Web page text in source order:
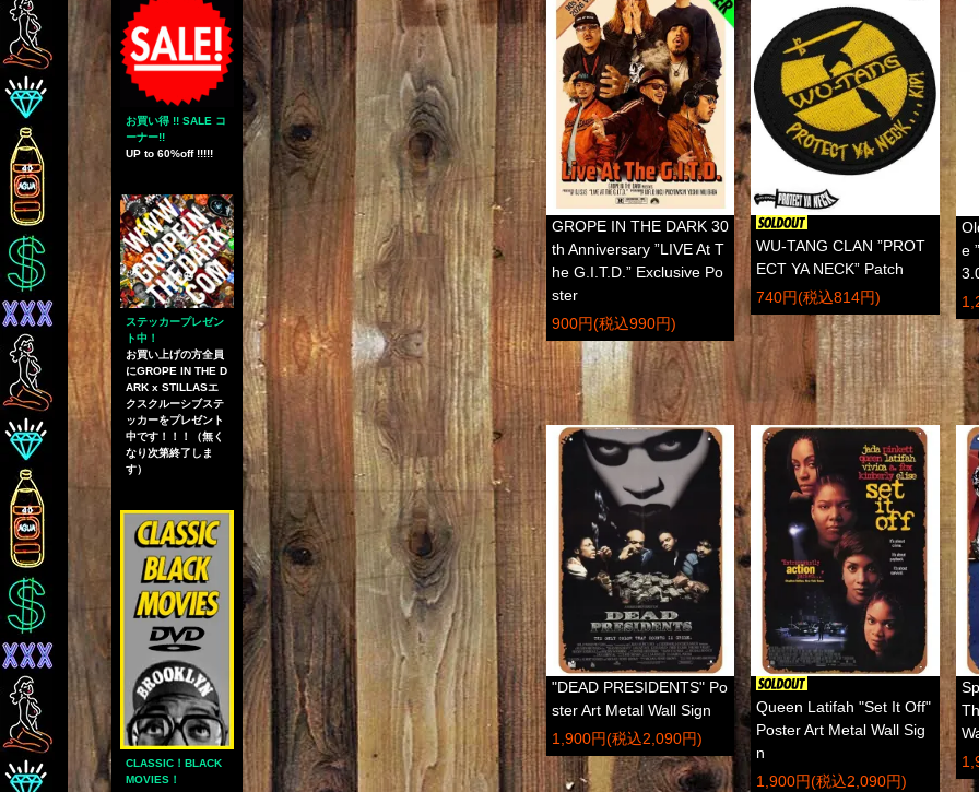
お買い得 !! SALE コ
ーナー!!
UP to 60%off !!!!!
ステッカープレゼン
ト中！
お買い上げの方全員
にGROPE IN THE D
ARK x STILLASエ
クスクルーシブステ
ッカーをプレゼント
中です！！！（無く
なり次第終了しま
す）
CLASSIC！BLACK
MOVIES！
GROPE IN THE DARK 30
th Anniversary ”LIVE At T
he G.I.T.D.” Exclusive Po
ster
900円(税込990円)
WU-TANG CLAN ”PROT
ECT YA NECK” Patch
740円(税込814円)
e
"DEAD PRESIDENTS" Po
ster Art Metal Wall Sign
1,900円(税込2,090円)
Queen Latifah "Set It Off"
Poster Art Metal Wall Sig
n
1,900円(税込2,090円)